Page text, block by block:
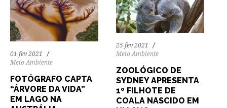
25 fev 2021
Meio Ambiente
ZOOLÓGICO DE
SYDNEY APRESENTA
1º FILHOTE DE
COALA NASCIDO EM
01 fev 2021
Meio Ambiente
FOTÓGRAFO CAPTA
“ÁRVORE DA VIDA”
EM LAGO NA